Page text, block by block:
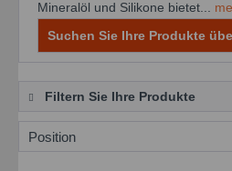
Mineralöl und Silikone bietet...
Suchen Sie Ihre Produkte
Filtern Sie Ihre Produkte